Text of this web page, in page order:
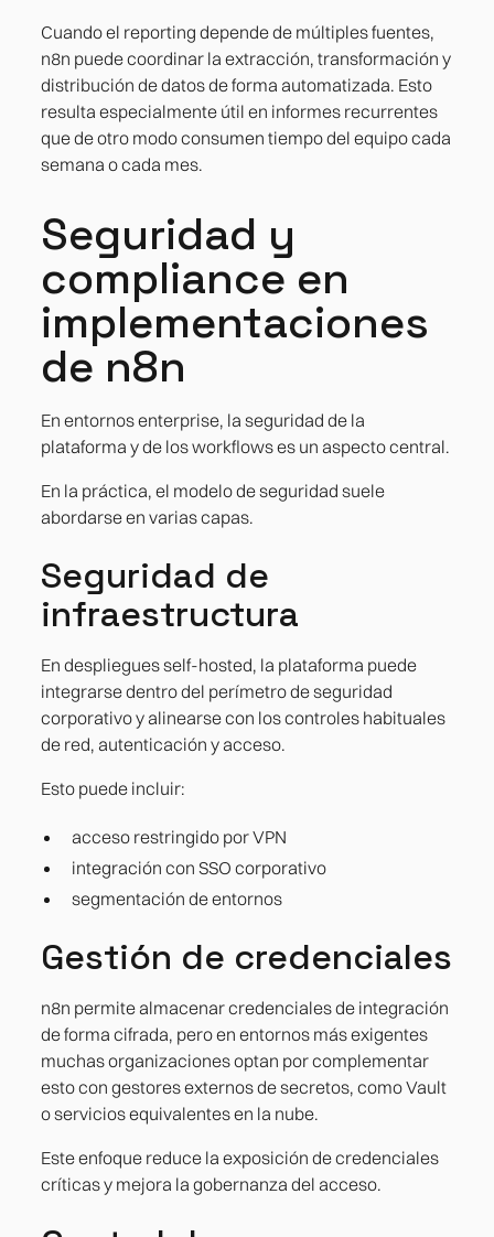
Cuando el reporting depende de múltiples fuentes,
n8n puede coordinar la extracción, transformación y
distribución de datos de forma automatizada. Esto
resulta especialmente útil en informes recurrentes
que de otro modo consumen tiempo del equipo cada
semana o cada mes.
Seguridad y
compliance en
implementaciones
de n8n
En entornos enterprise, la seguridad de la
plataforma y de los workflows es un aspecto central.
En la práctica, el modelo de seguridad suele
abordarse en varias capas.
Seguridad de
infraestructura
En despliegues self-hosted, la plataforma puede
integrarse dentro del perímetro de seguridad
corporativo y alinearse con los controles habituales
de red, autenticación y acceso.
Esto puede incluir:
acceso restringido por VPN
integración con SSO corporativo
segmentación de entornos
Gestión de credenciales
n8n permite almacenar credenciales de integración
de forma cifrada, pero en entornos más exigentes
muchas organizaciones optan por complementar
esto con gestores externos de secretos, como Vault
o servicios equivalentes en la nube.
Este enfoque reduce la exposición de credenciales
críticas y mejora la gobernanza del acceso.